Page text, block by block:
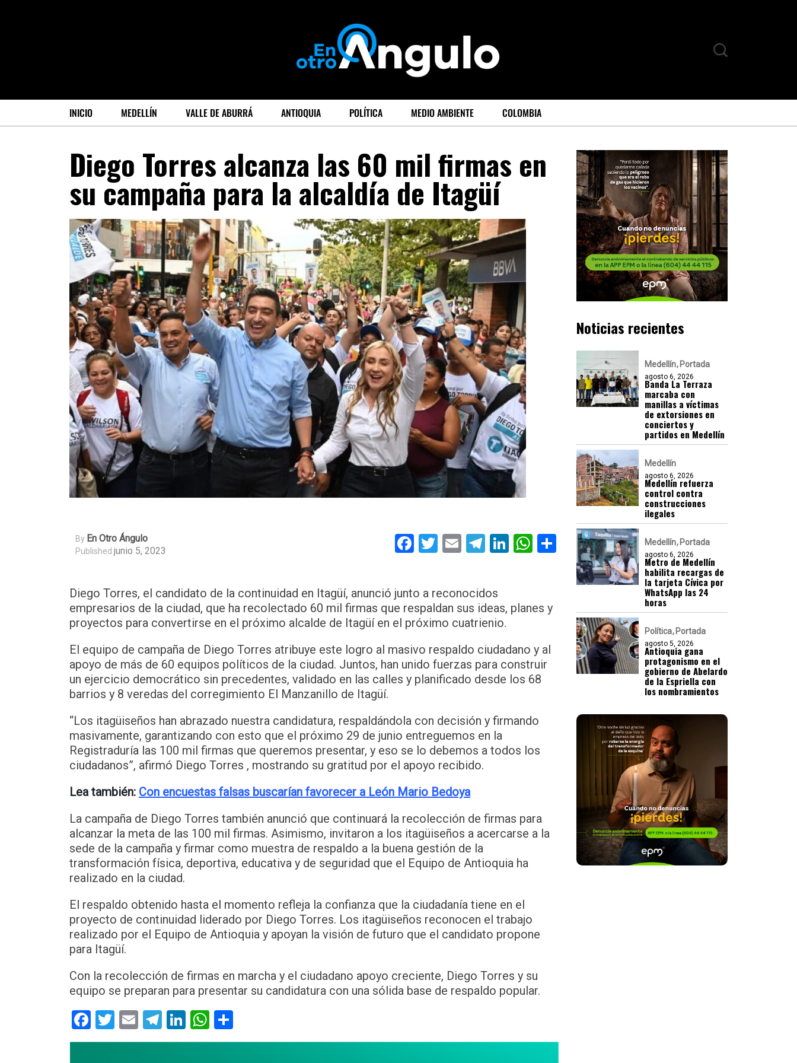
INICIO MEDELLÍN VALLE DE ABURRÁ ANTIOQUIA POLÍTICA MEDIO AMBIENTE COLOMBIA
Diego Torres alcanza las 60 mil firmas en
su campaña para la alcaldía de Itagüí
By En Otro Ángulo
Published junio 5, 2023 Facebook
Twitter
EmailTelegram
LinkedIn
WhatsApp
Compartir
Diego Torres, el candidato de la continuidad en Itagüí, anunció junto a reconocidos
empresarios de la ciudad, que ha recolectado 60 mil firmas que respaldan sus ideas, planes y
proyectos para convertirse en el próximo alcalde de Itagüí en el próximo cuatrienio.
El equipo de campaña de Diego Torres atribuye este logro al masivo respaldo ciudadano y al
apoyo de más de 60 equipos políticos de la ciudad. Juntos, han unido fuerzas para construir
un ejercicio democrático sin precedentes, validado en las calles y planificado desde los 68
barrios y 8 veredas del corregimiento El Manzanillo de Itagüí.
“Los itagüiseños han abrazado nuestra candidatura, respaldándola con decisión y firmando
masivamente, garantizando con esto que el próximo 29 de junio entreguemos en la
Registraduría las 100 mil firmas que queremos presentar, y eso se lo debemos a todos los
ciudadanos”, afirmó Diego Torres , mostrando su gratitud por el apoyo recibido.
Lea también: Con encuestas falsas buscarían favorecer a León Mario Bedoya
La campaña de Diego Torres también anunció que continuará la recolección de firmas para
alcanzar la meta de las 100 mil firmas. Asimismo, invitaron a los itagüiseños a acercarse a la
sede de la campaña y firmar como muestra de respaldo a la buena gestión de la
transformación física, deportiva, educativa y de seguridad que el Equipo de Antioquia ha
realizado en la ciudad.
El respaldo obtenido hasta el momento refleja la confianza que la ciudadanía tiene en el
proyecto de continuidad liderado por Diego Torres. Los itagüiseños reconocen el trabajo
realizado por el Equipo de Antioquia y apoyan la visión de futuro que el candidato propone
para Itagüí.
Con la recolección de firmas en marcha y el ciudadano apoyo creciente, Diego Torres y su
equipo se preparan para presentar su candidatura con una sólida base de respaldo popular.
Facebook
Twitter
EmailTelegram
LinkedIn
WhatsApp
Noticias recientes
Medellín Portada
agosto 6, 2026
Banda La Terraza
marcaba con
manillas a víctimas
de extorsiones en
conciertos y
partidos en Medellín
Medellín
agosto 6, 2026
Medellín refuerza
control contra
construcciones
ilegales
Medellín Portada
agosto 6, 2026
Metro de Medellín
habilita recargas de
la tarjeta Cívica por
WhatsApp las 24
horas
Política Portada
agosto 5, 2026
Antioquia gana
protagonismo en el
gobierno de Abelardo
de la Espriella con
los nombramientos